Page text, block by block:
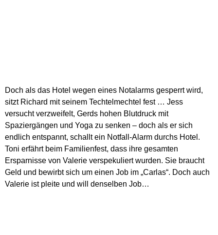
Doch als das Hotel wegen eines Notalarms gesperrt wird,
sitzt Richard mit seinem Techtelmechtel fest … Jess
versucht verzweifelt, Gerds hohen Blutdruck mit
Spaziergängen und Yoga zu senken – doch als er sich
endlich entspannt, schallt ein Notfall-Alarm durchs Hotel.
Toni erfährt beim Familienfest, dass ihre gesamten
Ersparnisse von Valerie verspekuliert wurden. Sie braucht
Geld und bewirbt sich um einen Job im „Carlas“. Doch auch
Valerie ist pleite und will denselben Job…